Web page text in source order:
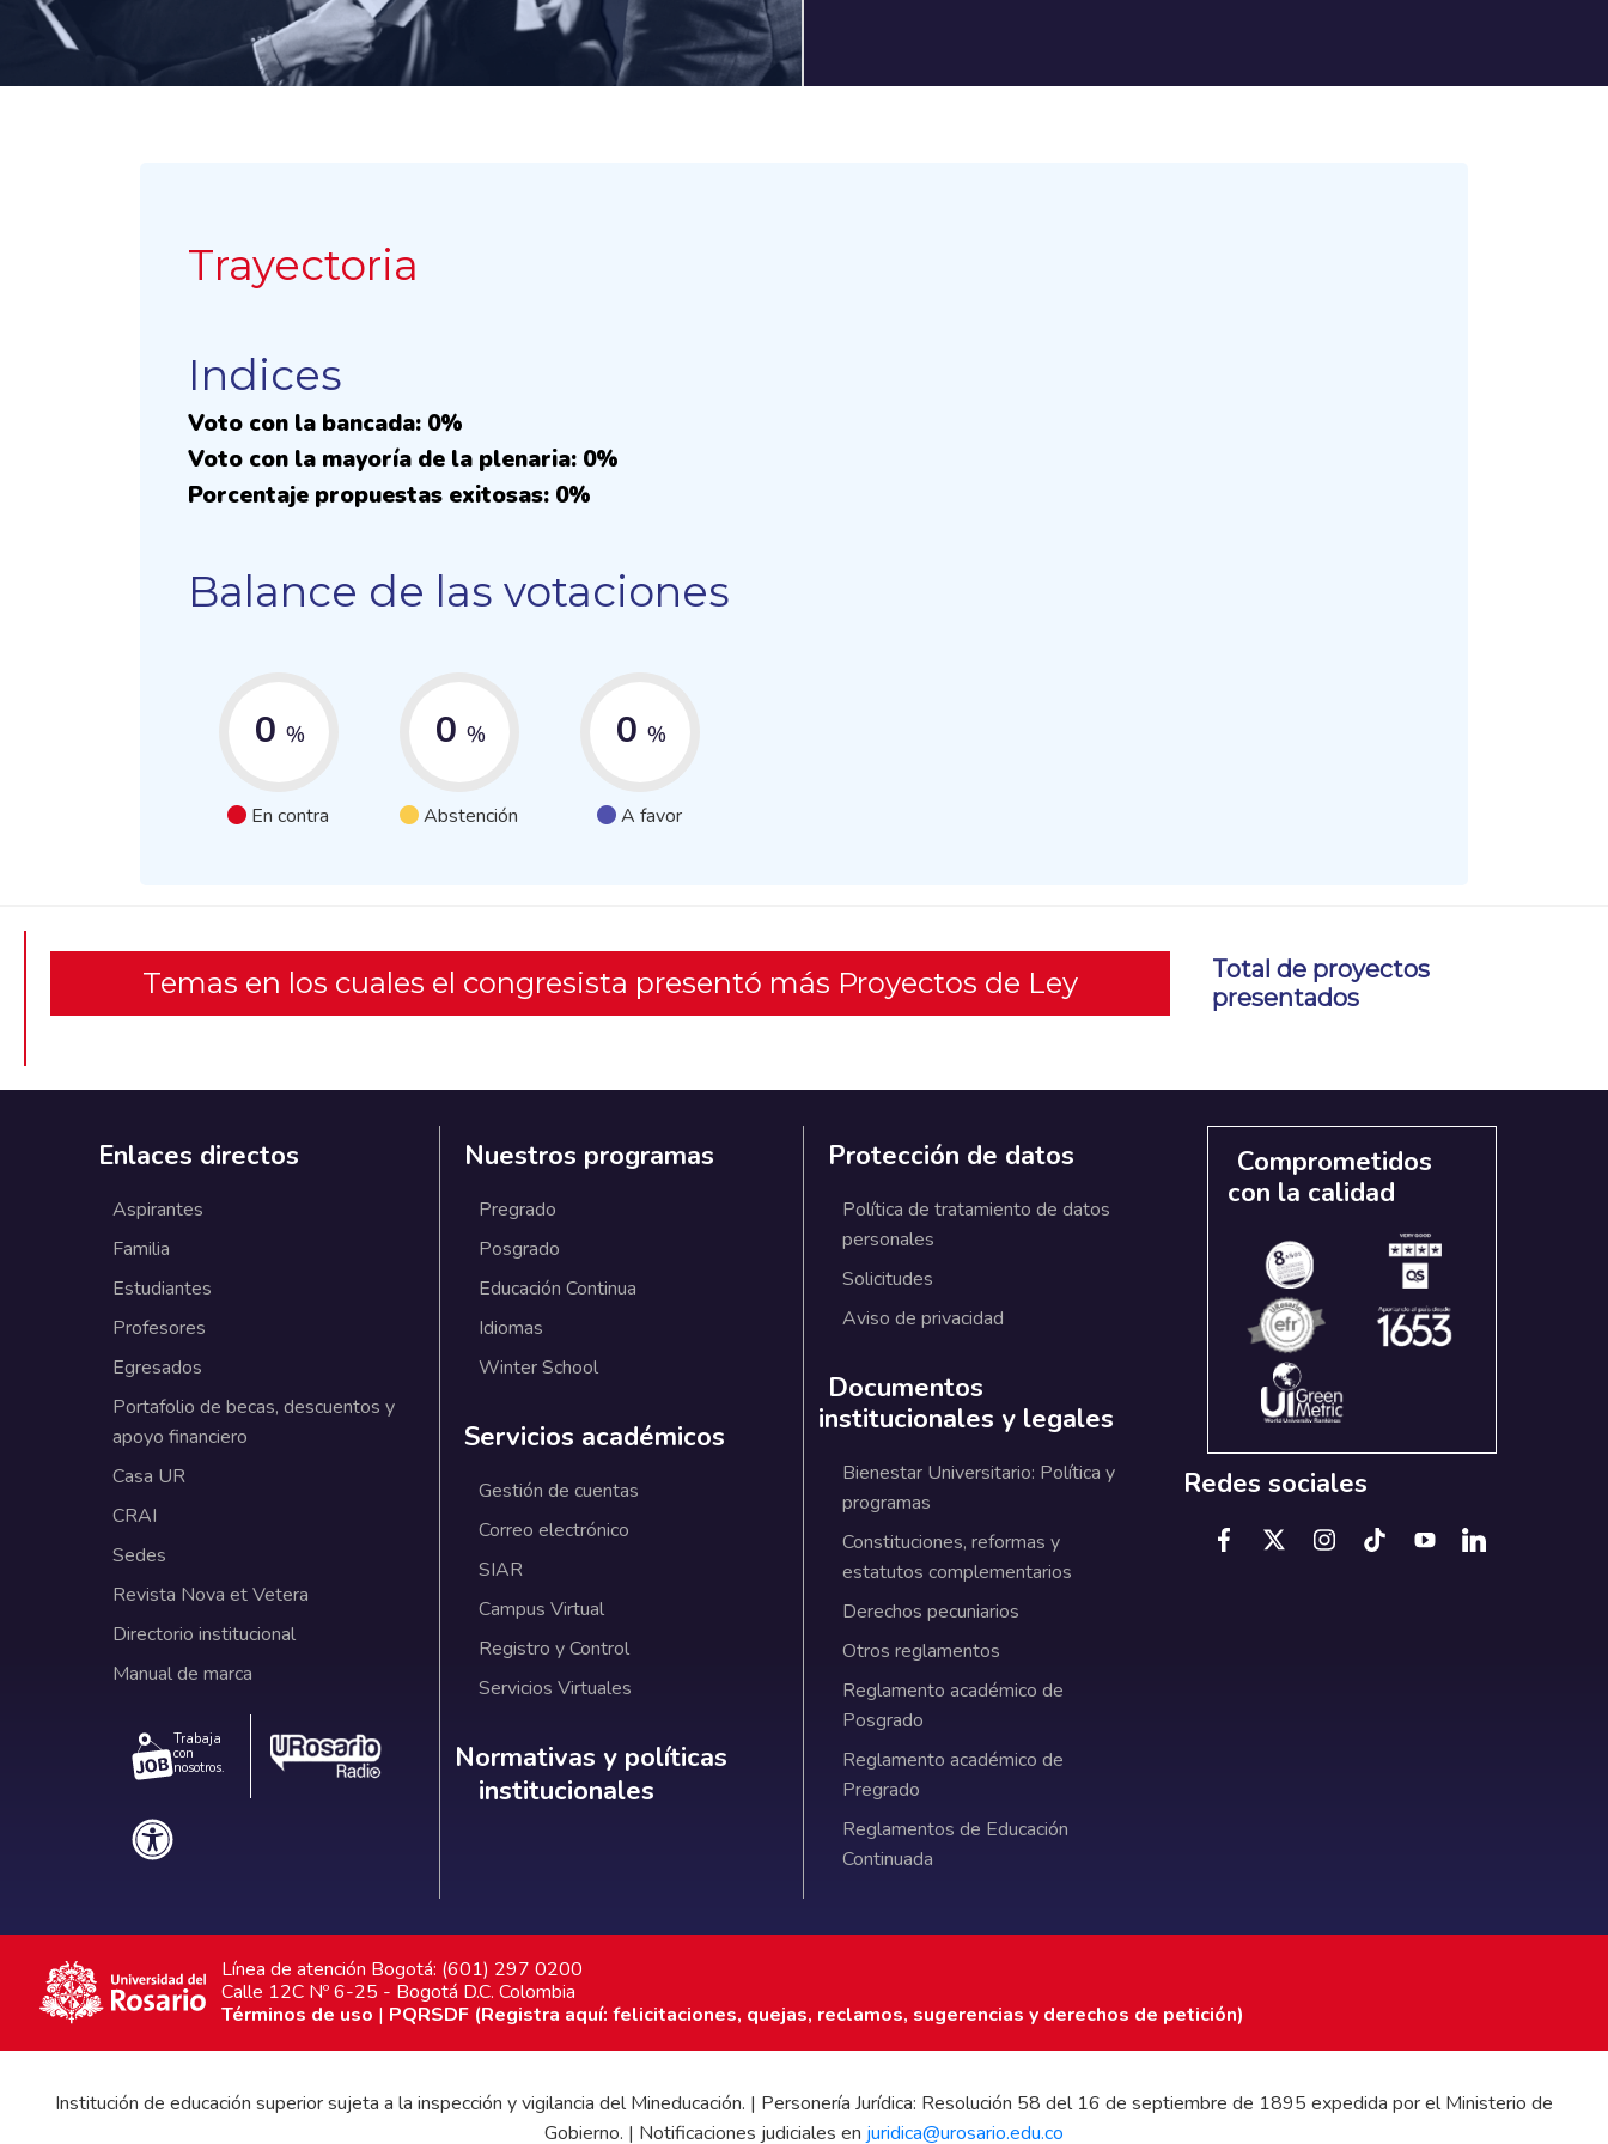
Trayectoria
Indices
Voto con la bancada: 0%
Voto con la mayoría de la plenaria: 0%
Porcentaje propuestas exitosas: 0%
Balance de las votaciones
0 %
En contra
0 %
Abstención
0 %
A favor
Temas en los cuales el congresista presentó más Proyectos de Ley
Total de proyectos
presentados
Enlaces directos
Aspirantes
Familia
Estudiantes
Profesores
Egresados
Portafolio de becas, descuentos y
apoyo financiero
Casa UR
CRAI
Sedes
Revista Nova et Vetera
Directorio institucional
Manual de marca
Trabaja
con
nosotros.
Nuestros programas
Pregrado
Posgrado
Educación Continua
Idiomas
Winter School
Servicios académicos
Gestión de cuentas
Correo electrónico
SIAR
Campus Virtual
Registro y Control
Servicios Virtuales
Normativas y políticas institucionales
Normativas y políticas
institucionales
Protección de datos
Política de tratamiento de datos
personales
Solicitudes
Aviso de privacidad
Documentos
institucionales y legales
Bienestar Universitario: Política y
programas
Constituciones, reformas y
estatutos complementarios
Derechos pecuniarios
Otros reglamentos
Reglamento académico de
Posgrado
Reglamento académico de
Pregrado
Reglamentos de Educación
Continuada
Comprometidos
con la calidad
Redes sociales
Línea de atención Bogotá: (601) 297 0200
Calle 12C Nº 6-25 - Bogotá D.C. Colombia
Términos de uso | PQRSDF (Registra aquí: felicitaciones, quejas, reclamos, sugerencias y derechos de petición)
Institución de educación superior sujeta a la inspección y vigilancia del Mineducación. | Personería Jurídica: Resolución 58 del 16 de septiembre de 1895 expedida por el Ministerio de
Gobierno. | Notificaciones judiciales en juridica@urosario.edu.co